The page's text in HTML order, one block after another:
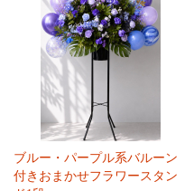
ブルー・パープル系バルーン
付きおまかせフラワースタン